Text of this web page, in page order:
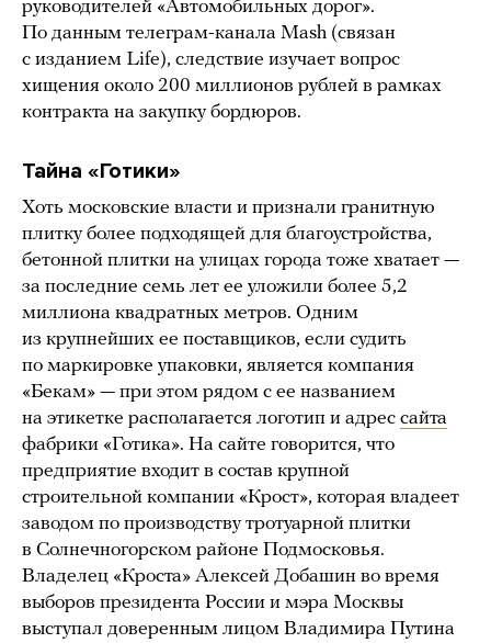
руководителей «Автомобильных дорог».
По данным телеграм-канала Mash (связан
с изданием Life), следствие изучает вопрос
хищения около 200 миллионов рублей в рамках
контракта на закупку бордюров.
Тайна «Готики»
Хоть московские власти и признали гранитную
плитку более подходящей для благоустройства,
бетонной плитки на улицах города тоже хватает —
за последние семь лет ее уложили более 5,2
миллиона квадратных метров. Одним
из крупнейших ее поставщиков, если судить
по маркировке упаковки, является компания
«Бекам» — при этом рядом с ее названием
на этикетке располагается логотип и адрес сайта
фабрики «Готика». На сайте говорится, что
предприятие входит в состав крупной
строительной компании «Крост», которая владеет
заводом по производству тротуарной плитки
в Солнечногорском районе Подмосковья.
Владелец «Кроста» Алексей Добашин во время
выборов президента России и мэра Москвы
выступал доверенным лицом Владимира Путина